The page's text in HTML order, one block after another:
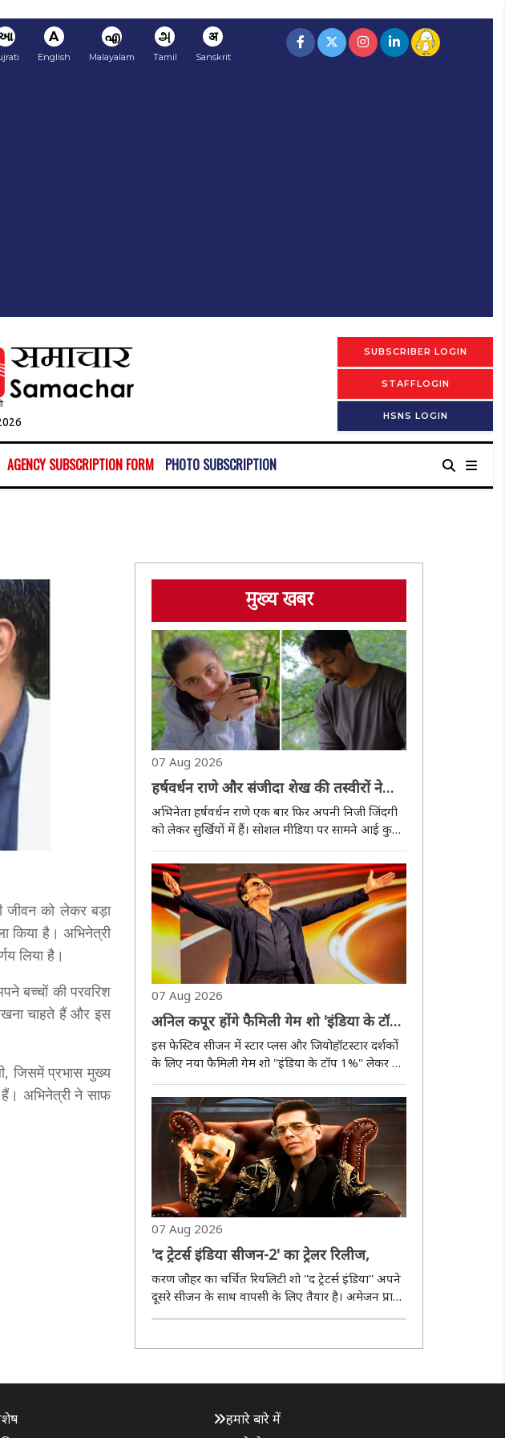
A
English
എ
Malayalam
அ
Tamil
अ
Sanskrit
SUBSCRIBER LOGIN
STAFFLOGIN
HSNS LOGIN
AGENCY SUBSCRIPTION FORM PHOTO SUBSCRIPTION
जीवन को लेकर बड़ा
किया है। अभिनेत्री
लिया है।
बच्चों की परवरिश
चाहते हैं और इस
जिसमें प्रभास मुख्य
अभिनेत्री ने साफ
मुख्य खबर
07 Aug 2026
हर्षवर्धन राणे और संजीदा शेख की तस्वीरों ने
रिश्तों को लेकर चर्चाओं को किया तेज
अभिनेता हर्षवर्धन राणे एक बार फिर अपनी निजी जिंदगी
को लेकर सुर्खियों में हैं। सोशल मीडिया पर सामने आई कुछ
तस्वीरों के बाद उनके और अभिनेत्री संजीदा शेख के रिश्ते
को लेकर चर्चाएं तेज हो गई हैं। हालांकि, दोनों कलाकारों ने
अब तक इस विषय पर कोई आधिकारिक..
07 Aug 2026
अनिल कपूर होंगे फैमिली गेम शो 'इंडिया के टॉप
1%' के होस्ट, 5 सितंबर से शुरू होगा
इस फेस्टिव सीजन में स्टार प्लस और जियोहॉटस्टार दर्शकों
के लिए नया फैमिली गेम शो ''इंडिया के टॉप 1%'' लेकर आ
रहे हैं। अंतरराष्ट्रीय स्तर पर लोकप्रिय फॉर्मेट ''द 1% क्लब''
पर आधारित इस शो का भारत में प्रीमियर 5 सितंबर से
होगा। नीदरलैंड्स, जर्मन..
07 Aug 2026
'द ट्रेटर्स इंडिया सीजन-2' का ट्रेलर रिलीज,
करण जौहर का चर्चित रियलिटी शो ''द ट्रेटर्स इंडिया'' अपने
दूसरे सीजन के साथ वापसी के लिए तैयार है। अमेजन प्राइम
वीडियो ने शो में शामिल प्रतियोगियों के चेहरों से पर्दा हटाने
सीजन की तरह इस बार भी ..
हमारे बारे में